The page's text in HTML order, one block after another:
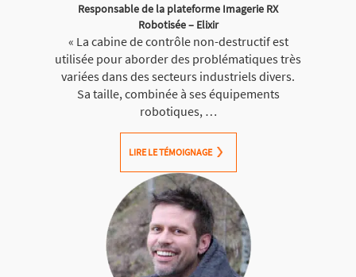
Responsable de la plateforme Imagerie RX
Robotisée – Elixir
« La cabine de contrôle non-destructif est
utilisée pour aborder des problématiques très
variées dans des secteurs industriels divers.
Sa taille, combinée à ses équipements
robotiques, …
LIRE LE TÉMOIGNAGE